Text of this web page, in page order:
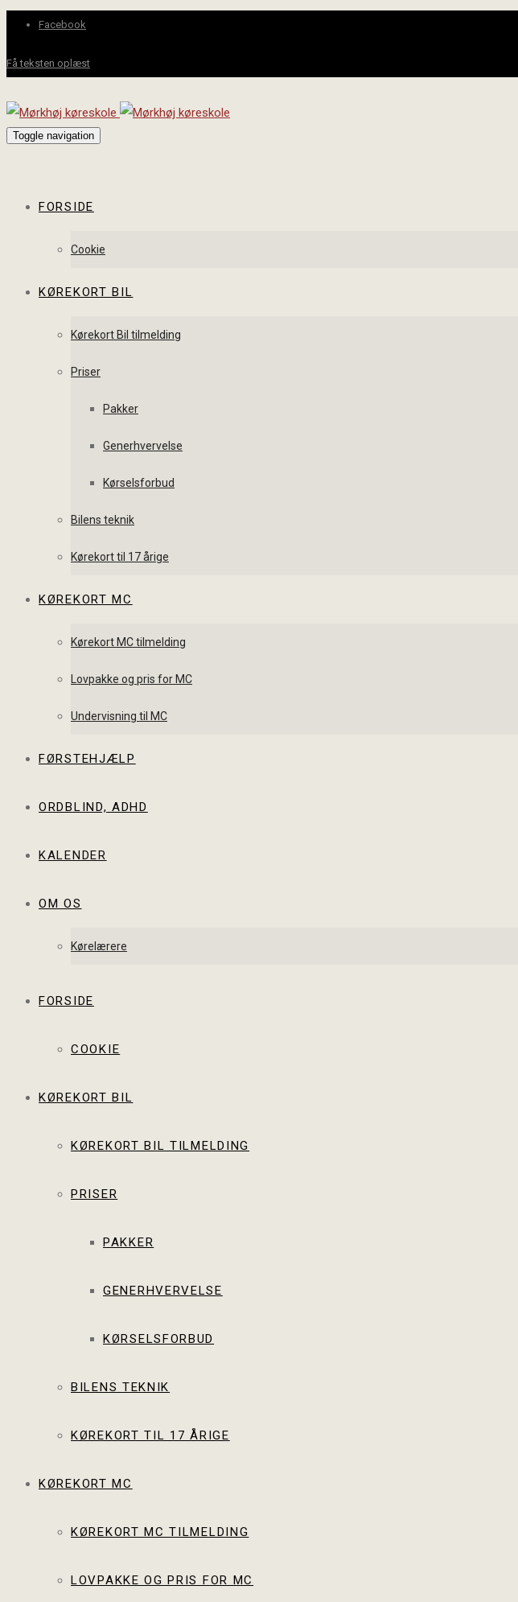
Facebook
Få teksten oplæst
Toggle navigation
FORSIDE
Cookie
KØREKORT BIL
Kørekort Bil tilmelding
Priser
Pakker
Generhvervelse
Kørselsforbud
Bilens teknik
Kørekort til 17 årige
KØREKORT MC
Kørekort MC tilmelding
Lovpakke og pris for MC
Undervisning til MC
FØRSTEHJÆLP
ORDBLIND, ADHD
KALENDER
OM OS
Kørelærere
FORSIDE
COOKIE
KØREKORT BIL
KØREKORT BIL TILMELDING
PRISER
PAKKER
GENERHVERVELSE
KØRSELSFORBUD
BILENS TEKNIK
KØREKORT TIL 17 ÅRIGE
KØREKORT MC
KØREKORT MC TILMELDING
LOVPAKKE OG PRIS FOR MC